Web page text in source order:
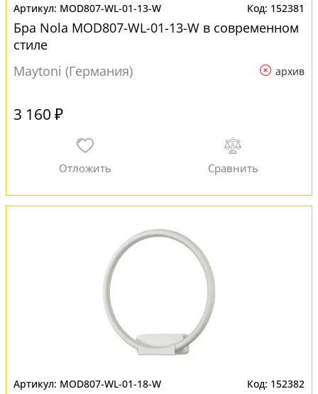
MOD807-WL-01-13-W 152381
Бра Nola MOD807-WL-01-13-W в современном
стиле
Maytoni (Германия)
архив
3 160 ₽
MOD807-WL-01-18-W 152382